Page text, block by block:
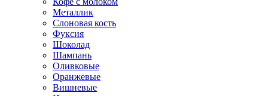
Металлик
Слоновая кость
Фуксия
Шоколад
Шампань
Оливковые
Оранжевые
Вишневые